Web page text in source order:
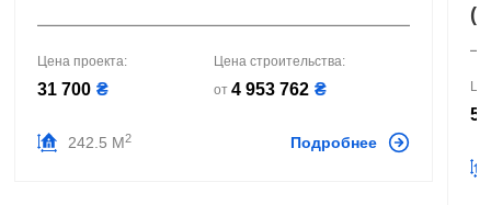
Цена проекта:
31 700 ₴
Цена строительства:
от 4 953 762 ₴
242.5 М2 Подробнее